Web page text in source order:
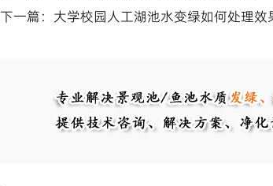
下一篇： 大学校园人工湖池水变绿如何处理效